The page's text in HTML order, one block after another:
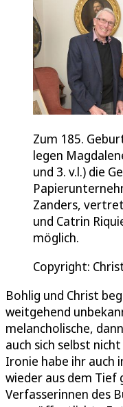
Zum 185.
legen
und 3. v.l.) die
Zanders,
und Catrin
möglich.
Copyright:
Bohlig und Christ
weitgehend
melancholische,
auch sich selbst
Ironie habe ihr auch
wieder aus dem Tief
Verfasserinnen des